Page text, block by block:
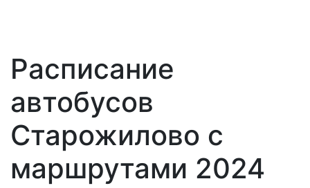
Расписание
автобусов
Старожилово с
маршрутами 2024